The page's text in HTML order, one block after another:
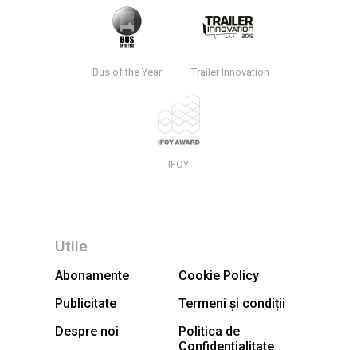
Bus of the Year Trailer Innovation
IFOY
Utile
Abonamente
Cookie Policy
Publicitate
Termeni și condiții
Despre noi
Politica de
Confidentialitate